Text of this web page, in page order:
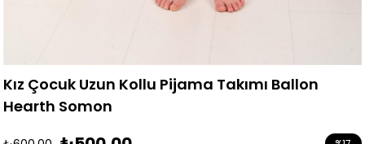
Kız Çocuk Uzun Kollu Pijama Takımı Ballon
Hearth Somon